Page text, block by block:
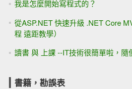
我是怎麼開始寫程式的？
從ASP.NET 快速升級 .NET Core
程 遠距教學）
讀書 與 上課 --IT技術很簡單啦，
書籍，勘誤表